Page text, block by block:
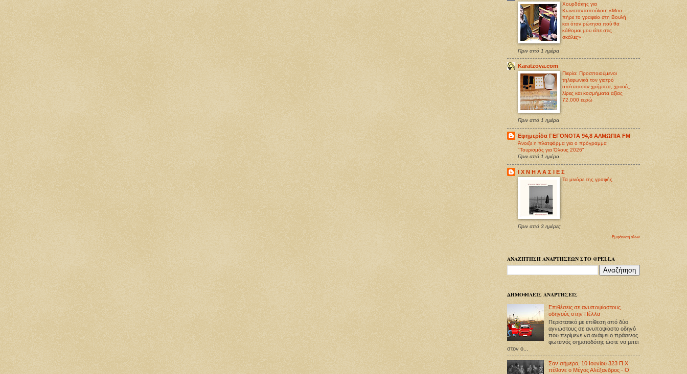
Χουρδάκης για
Κωνσταντοπούλου: «Μου
πήρε το γραφείο στη Βουλή
και όταν ρώτησα πού θα
κάθομαι μου είπε στις
σκάλες»
Πριν από 1 ημέρα
Karatzova.com
Πιερία: Προσποιούμενοι
τηλεφωνικά τον γιατρό
απέσπασαν χρήματα, χρυσές
λίρες και κοσμήματα αξίας
72.000 ευρώ
Πριν από 1 ημέρα
Εφημερίδα ΓΕΓΟΝΟΤΑ 94,8 ΑΛΜΩΠΙΑ FM
Άνοιξε η πλατφόρμα για ο πρόγραμμα
"Τουρισμός για Όλους 2026"
Πριν από 1 ημέρα
Ι Χ Ν Η Λ Α Σ Ι Ε Σ
Τα μινόρε της γραφής
Πριν από 3 ημέρες
Εμφάνιση όλων
ΑΝΑΖΗΤΗΣΗ ΑΝΑΡΤΗΣΕΩΝ ΣΤΟ @PELLA
ΔΗΜΟΦΙΛΕΙΣ ΑΝΑΡΤΗΣΕΙΣ
Επιθέσεις σε ανυποψίαστους
οδηγούς στην Πέλλα
Περιστατικό με επίθεση από δύο
αγνώστους σε ανυποψίαστο οδηγό
που περίμενε να ανάψει ο πράσινος
φωτεινός σηματοδότης ώστε να μπει
στον ο...
Σαν σήμερα, 10 Ιουνίου 323 Π.Χ.
πέθανε ο Μέγας Αλέξανδρος - Ο